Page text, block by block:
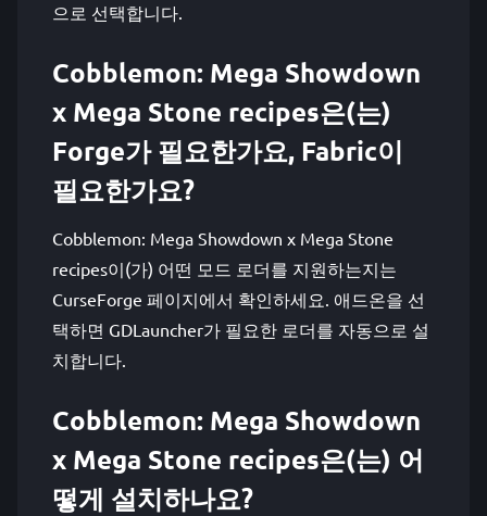
으로 선택합니다.
Cobblemon: Mega Showdown
x Mega Stone recipes은(는)
Forge가 필요한가요, Fabric이
필요한가요?
Cobblemon: Mega Showdown x Mega Stone
recipes이(가) 어떤 모드 로더를 지원하는지는
CurseForge 페이지에서 확인하세요. 애드온을 선
택하면 GDLauncher가 필요한 로더를 자동으로 설
치합니다.
Cobblemon: Mega Showdown
x Mega Stone recipes은(는) 어
떻게 설치하나요?